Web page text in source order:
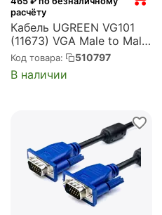
расчёту
Кабель UGREEN VG101
(11673) VGA Male to Male
Cable. Длина 1м. Цвет:
черный (11673_)
Код товара: 510797
В наличии